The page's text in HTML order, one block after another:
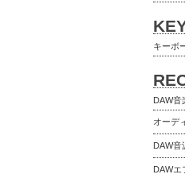
キーボ
DAW音
オーデ
DAW音
DAWエ